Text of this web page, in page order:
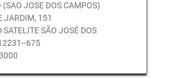
(SAO JOSE DOS CAMPOS)
JARDIM, 151
SATELITE SÃO JOSÉ DOS
675